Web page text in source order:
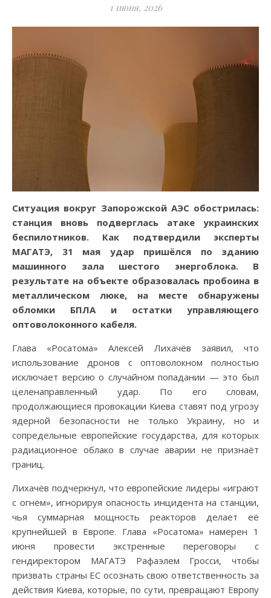
1 июня, 2026
Ситуация вокруг Запорожской АЭС обострилась:
станция вновь подверглась атаке украинских
беспилотников. Как подтвердили эксперты
МАГАТЭ, 31 мая удар пришёлся по зданию
машинного зала шестого энергоблока. В
результате на объекте образовалась пробоина в
металлическом люке, на месте обнаружены
обломки БПЛА и остатки управляющего
оптоволоконного кабеля.
Глава «Росатома» Алексей Лихачёв заявил, что
использование дронов с оптоволокном полностью
исключает версию о случайном попадании — это был
целенаправленный удар. По его словам,
продолжающиеся провокации Киева ставят под угрозу
ядерной безопасности не только Украину, но и
сопредельные европейские государства, для которых
радиационное облако в случае аварии не признаёт
границ.
Лихачёв подчеркнул, что европейские лидеры «играют
с огнём», игнорируя опасность инцидента на станции,
чья суммарная мощность реакторов делает её
крупнейшей в Европе. Глава «Росатома» намерен 1
июня провести экстренные переговоры с
гендиректором МАГАТЭ Рафаэлем Гросси, чтобы
призвать страны ЕС осознать свою ответственность за
действия Киева, которые, по сути, превращают Европу